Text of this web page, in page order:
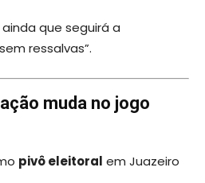
que seguirá a
ressalvas”.
muda no jogo
pivô eleitoral em Juazeiro